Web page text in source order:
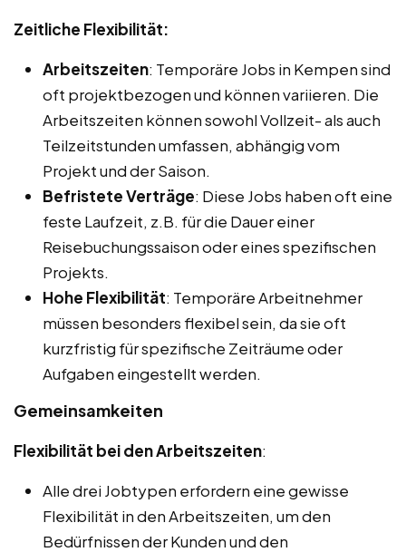
Zeitliche Flexibilität:
Arbeitszeiten: Temporäre Jobs in Kempen sind
oft projektbezogen und können variieren. Die
Arbeitszeiten können sowohl Vollzeit- als auch
Teilzeitstunden umfassen, abhängig vom
Projekt und der Saison.
Befristete Verträge: Diese Jobs haben oft eine
feste Laufzeit, z.B. für die Dauer einer
Reisebuchungssaison oder eines spezifischen
Projekts.
Hohe Flexibilität: Temporäre Arbeitnehmer
müssen besonders flexibel sein, da sie oft
kurzfristig für spezifische Zeiträume oder
Aufgaben eingestellt werden.
Gemeinsamkeiten
Flexibilität bei den Arbeitszeiten:
Alle drei Jobtypen erfordern eine gewisse
Flexibilität in den Arbeitszeiten, um den
Bedürfnissen der Kunden und den